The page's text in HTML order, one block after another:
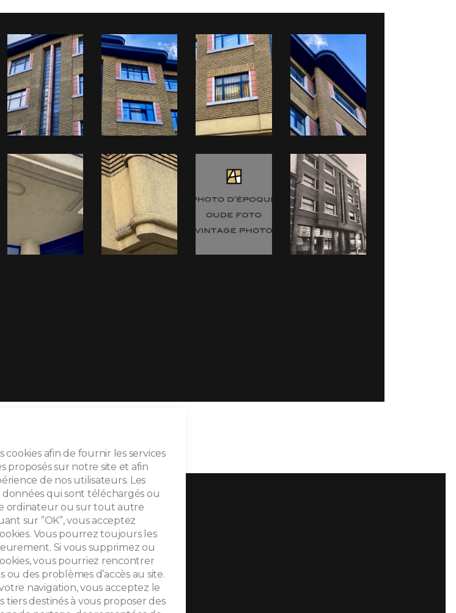
cookies afin de fournir les services
proposés sur notre site et afin
de nos utilisateurs. Les
données qui sont téléchargés ou
ordinateur ou sur tout autre
sur ”OK”, vous acceptez
Vous pourrez toujours les
Si vous supprimez ou
vous pourriez rencontrer
des problèmes d’accès au site.
navigation, vous acceptez le
tiers destinés à vous proposer des